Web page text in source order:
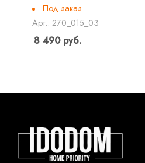
Под заказ
Арт.: 270_015_03
8 490руб.